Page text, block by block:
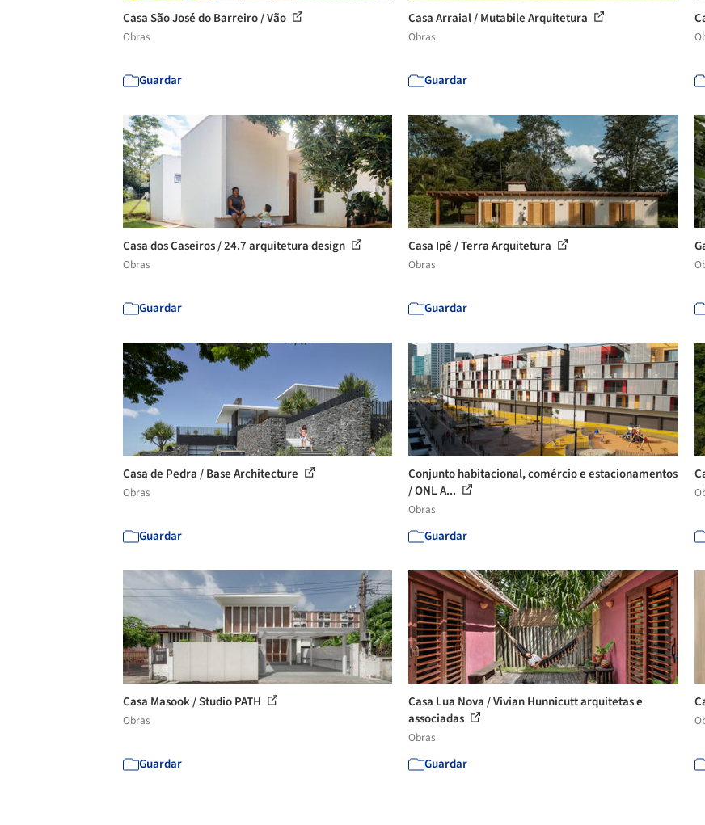
Casa São José do Barreiro / Vão
Obras
Guardar
Casa Arraial / Mutabile Arquitetura
Obras
Guardar
Casa dos Caseiros / 24.7 arquitetura design
Obras
Guardar
Casa Ipê / Terra Arquitetura
Obras
Guardar
Casa de Pedra / Base Architecture
Obras
Guardar
Conjunto habitacional, comércio e estacionamentos
/ ONL A...
Obras
Guardar
Casa Masook / Studio PATH
Obras
Guardar
Casa Lua Nova / Vivian Hunnicutt arquitetas e
associadas
Obras
Guardar